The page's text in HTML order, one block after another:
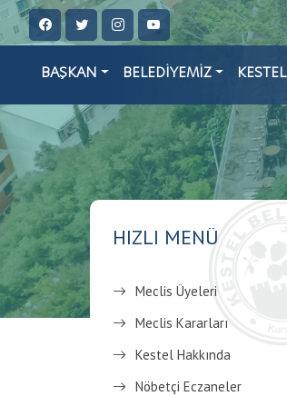
BAŞKAN BELEDİYEMİZ KESTEL
HIZLI MENÜ
Meclis Üyeleri
Meclis Kararları
Kestel Hakkında
Nöbetçi Eczaneler